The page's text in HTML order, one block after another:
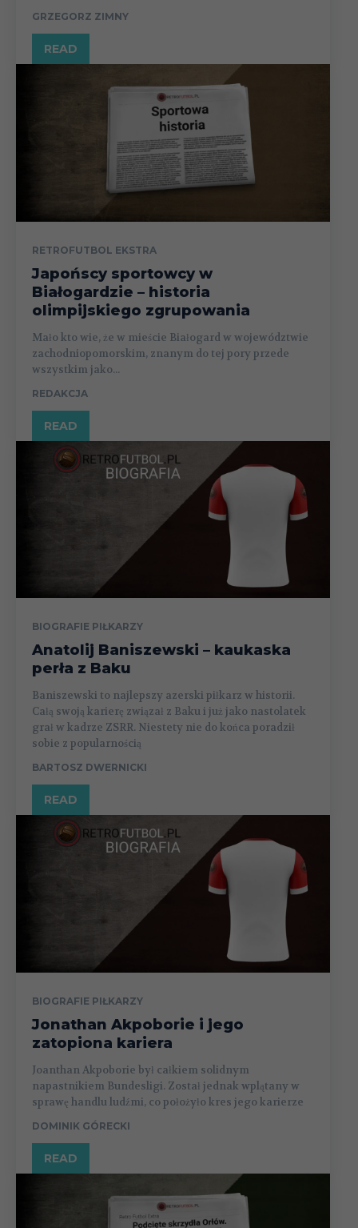
GRZEGORZ ZIMNY
READ
RETROFUTBOL EKSTRA
Japońscy sportowcy w
Białogardzie – historia
olimpijskiego zgrupowania
Mało kto wie, że w mieście Białogard w województwie
zachodniopomorskim, znanym do tej pory przede
wszystkim jako...
REDAKCJA
READ
BIOGRAFIE PIŁKARZY
Anatolij Baniszewski – kaukaska
perła z Baku
Baniszewski to najlepszy azerski piłkarz w historii.
Całą swoją karierę związał z Baku i już jako nastolatek
grał w kadrze ZSRR. Niestety nie do końca poradził
sobie z popularnością
BARTOSZ DWERNICKI
READ
BIOGRAFIE PIŁKARZY
Jonathan Akpoborie i jego
zatopiona kariera
Joanthan Akpoborie był całkiem solidnym
napastnikiem Bundesligi. Został jednak wplątany w
sprawę handlu ludźmi, co położyło kres jego karierze
DOMINIK GÓRECKI
READ